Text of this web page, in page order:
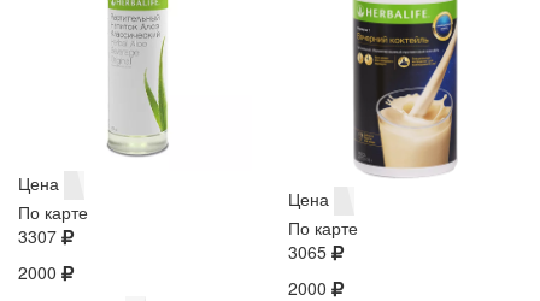
Цена
По карте
3307
2000
Цена
По карте
3065
2000